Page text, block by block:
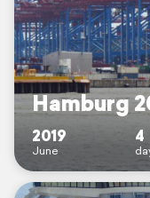
Hamburg
2019
June
4